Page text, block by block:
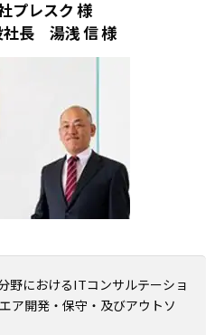
プレスク 様
社長 湯浅 信 様
野におけるITコンサルテーショ
ア開発・保守・及びアウトソ